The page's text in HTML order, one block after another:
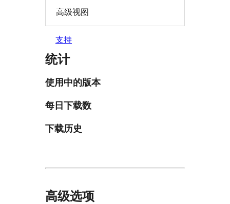
高级视图
支持
统计
使用中的版本
每日下载数
下载历史
高级选项